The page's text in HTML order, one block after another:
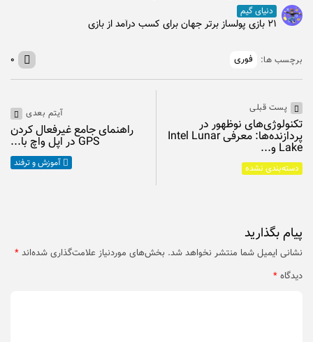
دنیای گیم
۲۱ بازی پولساز برتر جهان برای کسب درآمد از بازی
برچسب ها: فوری ۰
پست قبلی
تکنولوژی‌های نوظهور در
پردازنده‌ها: معرفی Intel Lunar
Lake و...
دسته‌بندی نشده
آیتم بعدی
راهنمای جامع غیرفعال کردن
GPS در اپل واچ با...
آموزش و ترفند
پیام بگذارید
نشانی ایمیل شما منتشر نخواهد شد. بخش‌های موردنیاز علامت‌گذاری شده‌اند *
دیدگاه *